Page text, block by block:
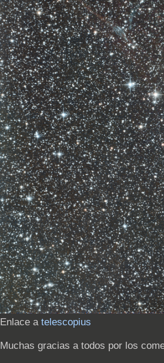
Enlace a telescopius
Muchas gracias a todos por los